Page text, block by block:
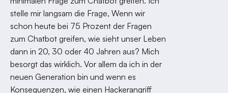
stelle mir langsam die Frage, Wenn wir
schon heute bei 75 Prozent der Fragen
zum Chatbot greifen, wie sieht unser Leben
dann in 20, 30 oder 40 Jahren aus? Mich
besorgt das wirklich. Vor allem da ich in der
neuen Generation bin und wenn es
Konsequenzen, wie einen Hackerangriff